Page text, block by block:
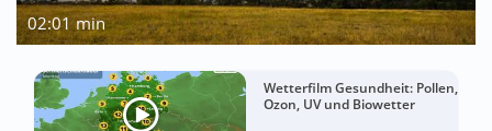
02:01 min
Wetterfilm Gesundheit: Pollen,
Ozon, UV und Biowetter